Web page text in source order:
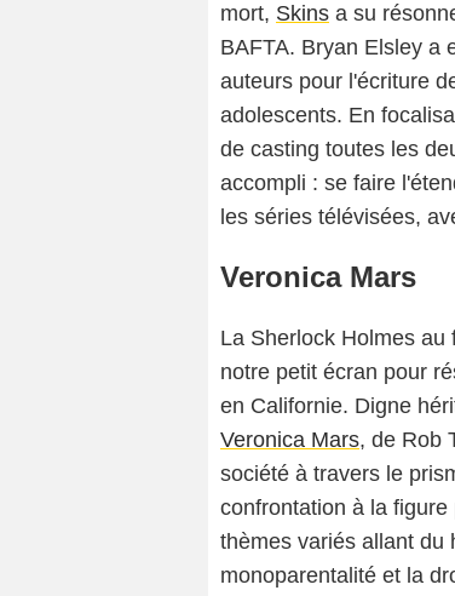
mort, Skins a su
BAFTA. Bryan Elsley a
auteurs pour l'écriture
adolescents. En
de casting toutes les
accompli : se faire
les séries télévisées,
Veronica Mars
La Sherlock Holmes
notre petit écran pour
en Californie. Digne
Veronica Mars, de Rob
société à travers le
confrontation à la
thèmes variés allant du
monoparentalité et la